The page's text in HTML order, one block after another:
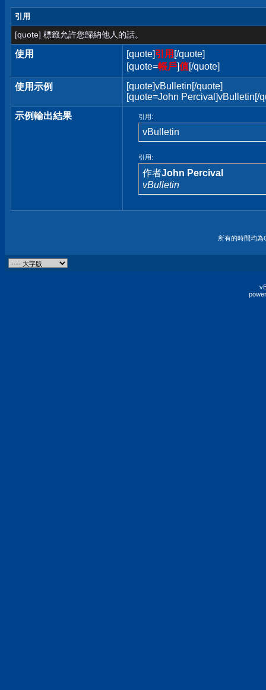
引用
[quote] 標籤允許您歸納他人的話。
使用 [quote]引用 [/quote]
[quote=帳戶]值[/quote]
使用示例
[quote]vBulletin[/quote]
[quote=John Percival]vBulletin[/
示例輸出結果
引用:
vBulletin
引用:
作者John Percival
vBulletin
所有的時間均為